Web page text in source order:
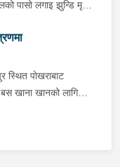
पासो लगाइ झुन्डि मृत्यु
स्थित पोखराबाट
खाना खानको लागि